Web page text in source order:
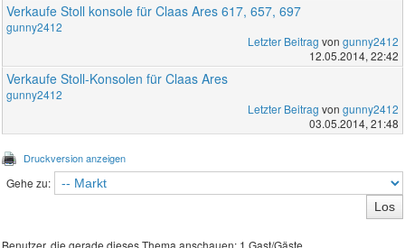
Verkaufe Stoll konsole für Claas Ares 617, 657, 697
gunny2412
Letzter Beitrag von gunny2412
12.05.2014, 22:42
Verkaufe Stoll-Konsolen für Claas Ares
gunny2412
Letzter Beitrag von gunny2412
03.05.2014, 21:48
Druckversion anzeigen
Gehe zu:
Benutzer, die gerade dieses Thema anschauen: 1 Gast/Gäste